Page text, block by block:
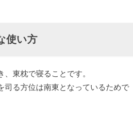
使い方
東枕で寝ることです。
司る方位は南東となっているためで